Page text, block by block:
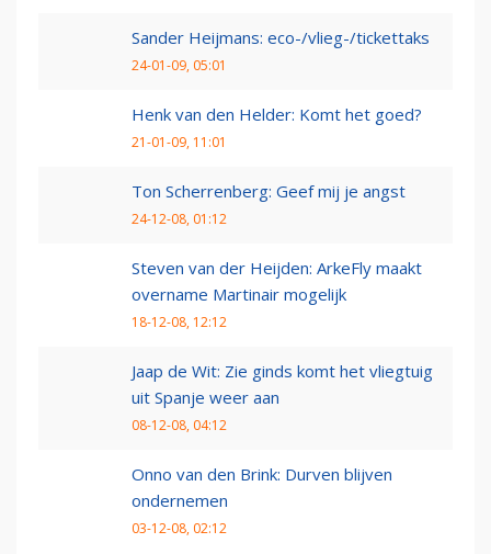
Sander Heijmans: eco-/vlieg-/tickettaks
24-01-09, 05:01
Henk van den Helder: Komt het goed?
21-01-09, 11:01
Ton Scherrenberg: Geef mij je angst
24-12-08, 01:12
Steven van der Heijden: ArkeFly maakt
overname Martinair mogelijk
18-12-08, 12:12
Jaap de Wit: Zie ginds komt het vliegtuig
uit Spanje weer aan
08-12-08, 04:12
Onno van den Brink: Durven blijven
ondernemen
03-12-08, 02:12